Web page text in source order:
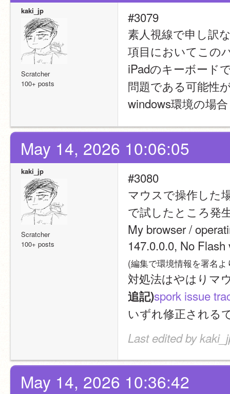
kaki_jp
Scratcher
100+ posts
#3079
素人視線で申し訳
項目においてこの
iPadのキーボード
問題である可能性
windows環境の場
May 14, 2026 10:06:05
kaki_jp
Scratcher
100+ posts
#3080
マウスで操作した
で試したところ発
My browser /
147.0.0.0, No
(編集で環境情報を署名よ
対処法はやはりマ
追記)spork issue
いずれ修正される
Last edited by
May 14, 2026 10:36:42